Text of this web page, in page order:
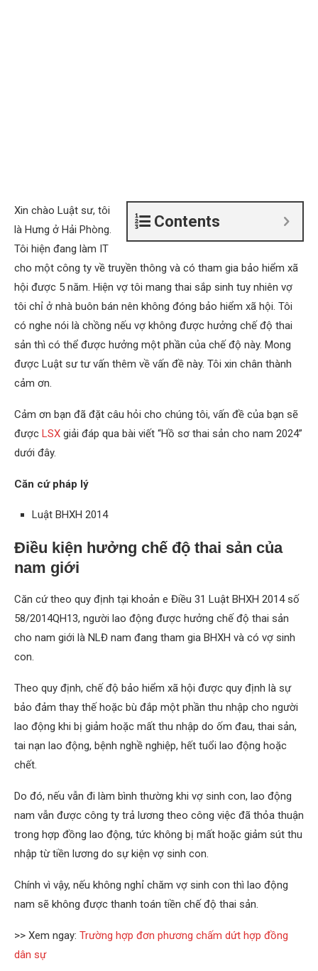
Contents
Xin chào Luật sư, tôi
là Hưng ở Hải Phòng.
Tôi hiện đang làm IT
cho một công ty về truyền thông và có tham gia bảo hiểm xã
hội được 5 năm. Hiện vợ tôi mang thai sắp sinh tuy nhiên vợ
tôi chỉ ở nhà buôn bán nên không đóng bảo hiểm xã hội. Tôi
có nghe nói là chồng nếu vợ không được hưởng chế độ thai
sản thì có thể được hưởng một phần của chế độ này. Mong
được Luật sư tư vấn thêm về vấn đề này. Tôi xin chân thành
cảm ơn.
Cảm ơn bạn đã đặt câu hỏi cho chúng tôi, vấn đề của bạn sẽ
được LSX giải đáp qua bài viết “Hồ sơ thai sản cho nam 2024”
dưới đây.
Căn cứ pháp lý
Luật BHXH 2014
Điều kiện hưởng chế độ thai sản của
nam giới
Căn cứ theo quy định tại khoản e Điều 31 Luật BHXH 2014 số
58/2014QH13, người lao động được hưởng chế độ thai sản
cho nam giới là NLĐ nam đang tham gia BHXH và có vợ sinh
con.
Theo quy định, chế độ bảo hiểm xã hội được quy định là sự
bảo đảm thay thế hoặc bù đắp một phần thu nhập cho người
lao động khi bị giảm hoặc mất thu nhập do ốm đau, thai sản,
tai nạn lao động, bệnh nghề nghiệp, hết tuổi lao động hoặc
chết.
Do đó, nếu vẫn đi làm bình thường khi vợ sinh con, lao động
nam vẫn được công ty trả lương theo công việc đã thỏa thuận
trong hợp đồng lao động, tức không bị mất hoặc giảm sút thu
nhập từ tiền lương do sự kiện vợ sinh con.
Chính vì vậy, nếu không nghỉ chăm vợ sinh con thì lao động
nam sẽ không được thanh toán tiền chế độ thai sản.
>> Xem ngay: Trường hợp đơn phương chấm dứt hợp đồng
dân sự